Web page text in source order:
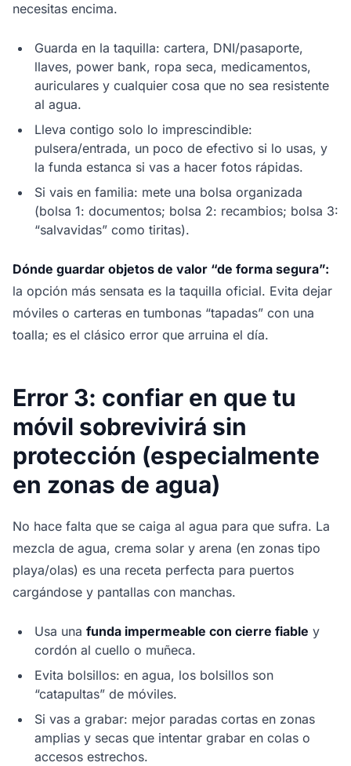
necesitas encima.
Guarda en la taquilla: cartera, DNI/pasaporte,
llaves, power bank, ropa seca, medicamentos,
auriculares y cualquier cosa que no sea resistente
al agua.
Lleva contigo solo lo imprescindible:
pulsera/entrada, un poco de efectivo si lo usas, y
la funda estanca si vas a hacer fotos rápidas.
Si vais en familia: mete una bolsa organizada
(bolsa 1: documentos; bolsa 2: recambios; bolsa 3:
“salvavidas” como tiritas).
Dónde guardar objetos de valor “de forma segura”:
la opción más sensata es la taquilla oficial. Evita dejar
móviles o carteras en tumbonas “tapadas” con una
toalla; es el clásico error que arruina el día.
Error 3: confiar en que tu
móvil sobrevivirá sin
protección (especialmente
en zonas de agua)
No hace falta que se caiga al agua para que sufra. La
mezcla de agua, crema solar y arena (en zonas tipo
playa/olas) es una receta perfecta para puertos
cargándose y pantallas con manchas.
Usa una funda impermeable con cierre fiable y
cordón al cuello o muñeca.
Evita bolsillos: en agua, los bolsillos son
“catapultas” de móviles.
Si vas a grabar: mejor paradas cortas en zonas
amplias y secas que intentar grabar en colas o
accesos estrechos.